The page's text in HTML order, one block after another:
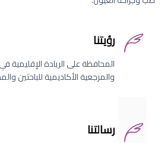
رؤيتنا
المحافظة على الريادة الإقليمية
والمرجعية الأكاديمية للباحثين
رسالتنا